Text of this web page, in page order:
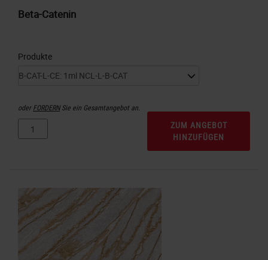
Beta-Catenin
Produkte
oderFORDERNSie ein Gesamtangebot an.
ZUM ANGEBOT
HINZUFÜGEN